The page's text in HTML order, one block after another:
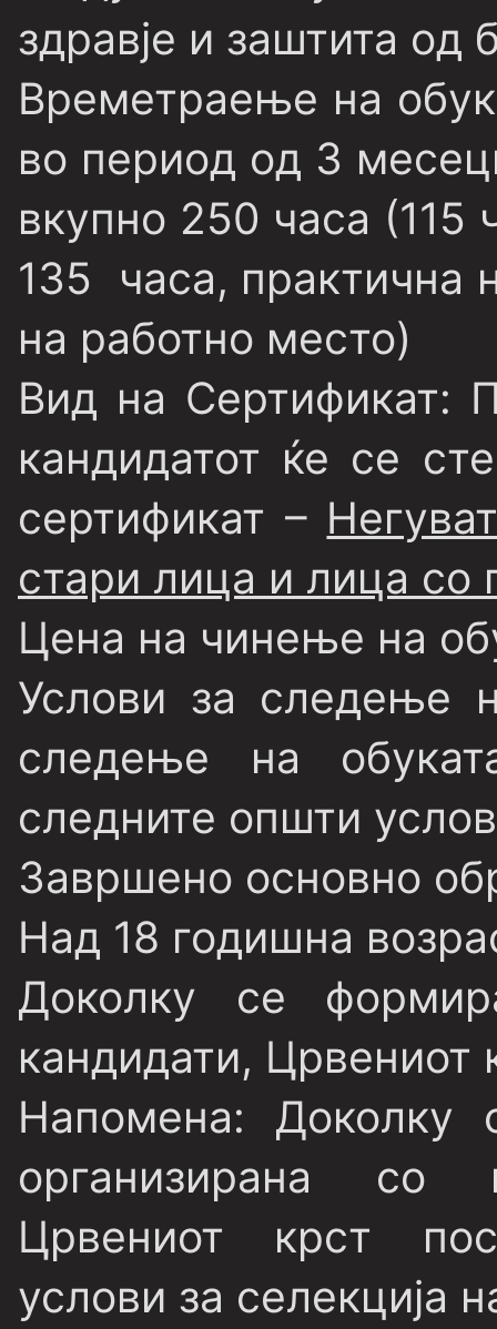
здравје и заштита од
Времетраење на
во период од 3
вкупно 250 часа
135 часа, практична
на работно место)
Вид на Сертификат:
кандидатот ќе се
сертификат –
стари лица и лица со
Цена на чинење на
Услови за следење
следење на
следните општи
Завршено основно
Над 18 годишна
Доколку се
кандидати, Црвениот
Напомена: Доколку
организирана со
Црвениот крст
услови за селекција